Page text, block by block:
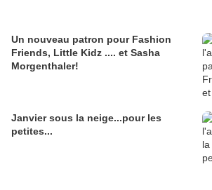
Un nouveau patron pour Fashion
Friends, Little Kidz .... et Sasha
Morgenthaler!
Janvier sous la neige...pour les
petites...